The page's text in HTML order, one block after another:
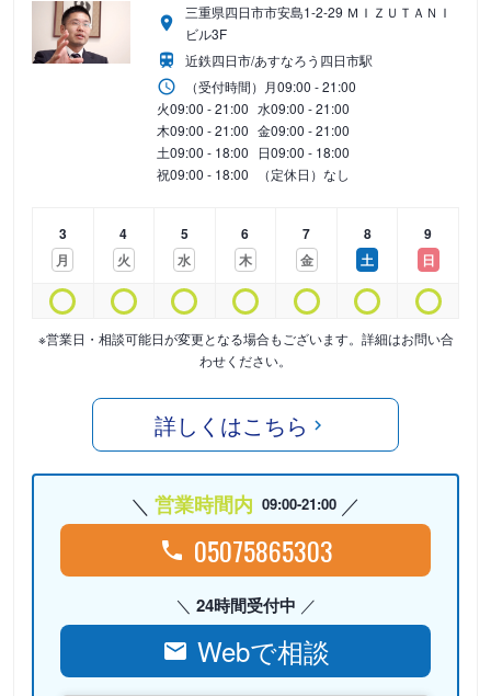
三重県四日市市安島1-2-29 ＭＩＺＵＴＡＮＩ
ビル3F
近鉄四日市/あすなろう四日市駅
（受付時間） 月09:00 - 21:00
火09:00 - 21:00 水09:00 - 21:00
木09:00 - 21:00 金09:00 - 21:00
土09:00 - 18:00 日09:00 - 18:00
祝09:00 - 18:00 （定休日）なし
3
月
4
火
5
水
6
木
7
金
8
土
9
日
※営業日・相談可能日が変更となる場合もございます。詳細はお問い合
わせください。
詳しくはこちら
営業時間内 09:00-21:00
05075865303
24時間受付中
Webで相談